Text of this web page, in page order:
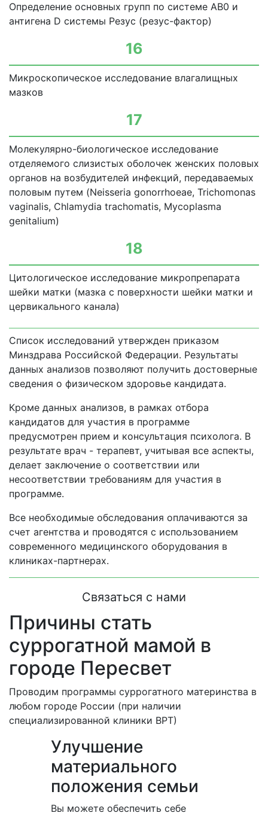
Определение основных групп по системе АВ0 и
антигена D системы Резус (резус-фактор)
16
Микроскопическое исследование влагалищных
мазков
17
Молекулярно-биологическое исследование
отделяемого слизистых оболочек женских половых
органов на возбудителей инфекций, передаваемых
половым путем (Neisseria gonorrhoeae, Trichomonas
vaginalis, Chlamydia trachomatis, Mycoplasma
genitalium)
18
Цитологическое исследование микропрепарата
шейки матки (мазка с поверхности шейки матки и
цервикального канала)
Список исследований утвержден приказом
Минздрава Российской Федерации. Результаты
данных анализов позволяют получить достоверные
сведения о физическом здоровье кандидата.
Кроме данных анализов, в рамках отбора
кандидатов для участия в программе
предусмотрен прием и консультация психолога. В
результате врач - терапевт, учитывая все аспекты,
делает заключение о соответствии или
несоответствии требованиям для участия в
программе.
Все необходимые обследования оплачиваются за
счет агентства и проводятся с использованием
современного медицинского оборудования в
клиниках-партнерах.
Связаться с нами
Причины стать
суррогатной мамой в
городе Пересвет
Проводим программы суррогатного материнства в
любом городе России (при наличии
специализированной клиники ВРТ)
Улучшение
материального
положения семьи
Вы можете обеспечить себе